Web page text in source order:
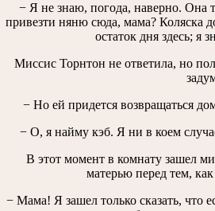
− Я не знаю, погода, наверно. Она
привезти няню сюда, мама? Коляска
остаток дня здесь; я
Миссис Торнтон не ответила, но
− Но ей придется возвращаться
− О, я найму кэб. Я ни в коем
В этот момент в комнату зашел
матерью перед тем,
− Мама! Я зашел только сказать, что